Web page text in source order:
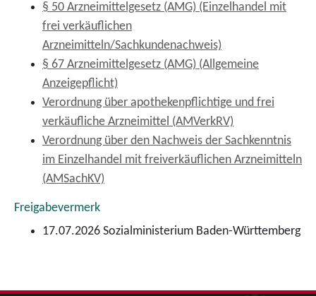
§ 50 Arzneimittelgesetz (AMG) (Einzelhandel mit
frei verkäuflichen
Arzneimitteln/Sachkundenachweis)
§ 67 Arzneimittelgesetz (AMG) (Allgemeine
Anzeigepflicht)
Verordnung über apothekenpflichtige und frei
verkäufliche Arzneimittel (AMVerkRV)
Verordnung über den Nachweis der Sachkenntnis
im Einzelhandel mit freiverkäuflichen Arzneimitteln
(AMSachKV)
Freigabevermerk
17.07.2026 Sozialministerium Baden-Württemberg